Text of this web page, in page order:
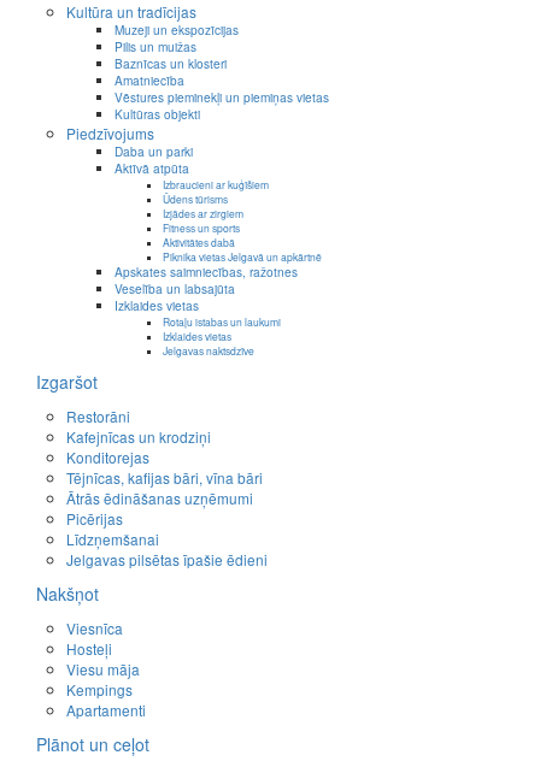
Kultūra un tradīcijas
Muzeji un ekspozīcijas
Pilis un muižas
Baznīcas un klosteri
Amatniecība
Vēstures pieminekļi un piemiņas vietas
Kultūras objekti
Piedzīvojums
Daba un parki
Aktīvā atpūta
Izbraucieni ar kuģīšiem
Ūdens tūrisms
Izjādes ar zirgiem
Fitness un sports
Aktivitātes dabā
Piknika vietas Jelgavā un apkārtnē
Apskates saimniecības, ražotnes
Veselība un labsajūta
Izklaides vietas
Rotaļu istabas un laukumi
Izklaides vietas
Jelgavas naktsdzīve
Izgaršot
Restorāni
Kafejnīcas un krodziņi
Konditorejas
Tējnīcas, kafijas bāri, vīna bāri
Ātrās ēdināšanas uzņēmumi
Picērijas
Līdzņemšanai
Jelgavas pilsētas īpašie ēdieni
Nakšņot
Viesnīca
Hosteļi
Viesu māja
Kempings
Apartamenti
Plānot un ceļot